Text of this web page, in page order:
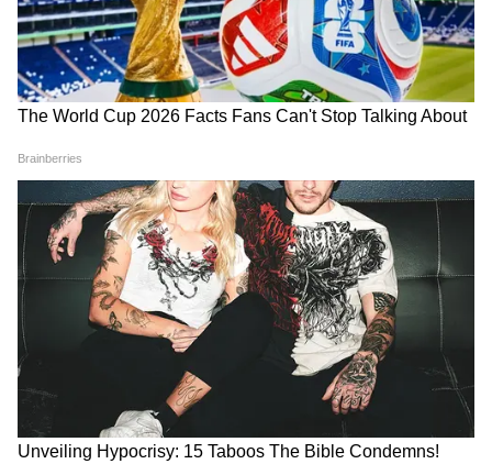
4
10
Image Credit :Asianet News
ক্রাইম সিন ঘেরা রয়েছে
মঙ্গলবার পর্যন্ত ক্রাইম সিন ঘেরা রয়েছে। প্রায়
গোটা এলাকাই পুলিশের নজরদারিতে রয়েছে।
এলাকার মানুষকে পুলিশের বাধা পেরিয়ে যাতায়াত
করতে হচ্ছে। তবে এদিন সেখান থেকেও নমুনা
সংগ্রহ করে সিবিআই আধিকারিকরা।